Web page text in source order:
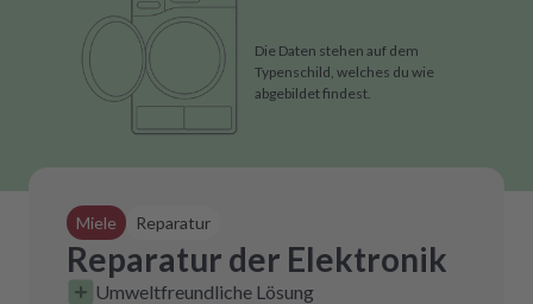
Die Daten stehen auf dem
Typenschild, welches du wie
abgebildet findest.
Miele Reparatur
Reparatur der Elektronik
Umweltfreundliche Lösung